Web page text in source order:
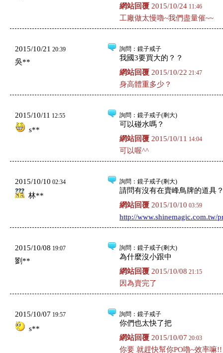
網站回覆 2015/10/24 11:46
工廠做太慢嚕~我們盡量催~~
2015/10/21 20:39
吳**
詢問 ：鏡子戒子
我國3要買大的？？
網站回覆 2015/10/22 21:47
身高體重多少？
2015/10/11 12:55
s**
詢問 ：鏡子戒子(剩大)
可以碰水嗎？
網站回覆 2015/10/11 14:04
可以喔^^
2015/10/10 02:34
林**
詢問 ：鏡子戒子(剩大)
請問有沒有在賣峰鳥牌的道具
網站回覆 2015/10/10 03:59
http://www.shinemagic.com.tw/
2015/10/08 19:07
劉**
詢問 ：鏡子戒子(剩大)
為什麼沒小跟中
網站回覆 2015/10/08 21:15
因為賣完了
2015/10/07 19:57
s**
詢問 ：鏡子戒子
你們也太快了把
網站回覆 2015/10/07 20:03
你要 就趕快幫你PO嚕~效率嘛!!